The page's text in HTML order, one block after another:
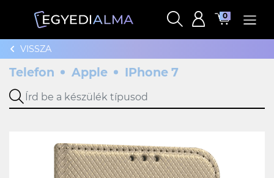
0
VISSZA
Telefon Apple IPhone 7